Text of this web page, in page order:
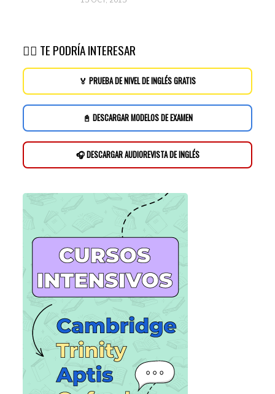
👉🏽 TE PODRÍA INTERESAR
🏅 PRUEBA DE NIVEL DE INGLÉS GRATIS
📓 DESCARGAR MODELOS DE EXAMEN
🎧 DESCARGAR AUDIOREVISTA DE INGLÉS